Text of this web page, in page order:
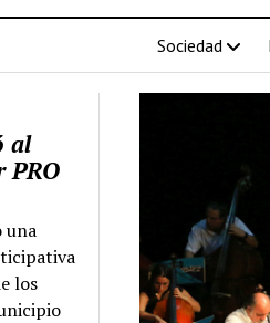
Sociedad
al
PRO
una
los